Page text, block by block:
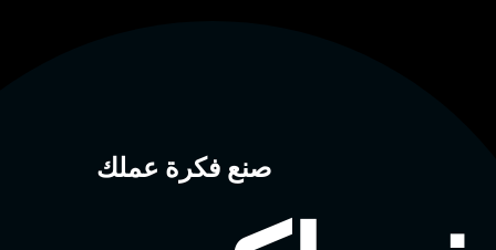
فننظكس